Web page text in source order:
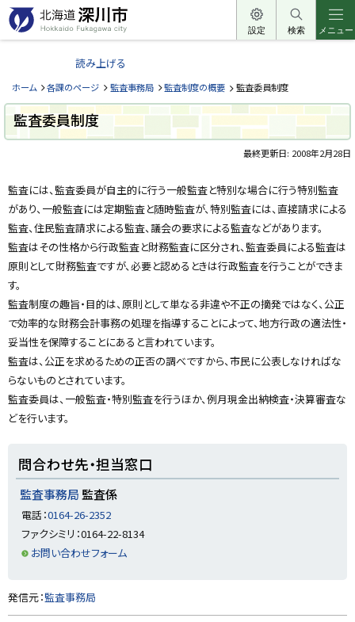
本
文
へ
ュ
へ
北
道
深
川
市
k
a
i
o
F
u
k
a
g
a
w
a
i
y
設定 検索 メニュー
読み上げる
ホーム 各課のページ 監査事務局 監査制度の概要 監査委員制度
監査委員制度
最終更新日: 2008年2月28日
ー
ジ
内
目
問
合
わ
先
担
当
窓
口
監査には、監査委員が自主的に行う一般監査と特別な場合に行う特別監査
があり、一般監査には定期監査と随時監査が、特別監査には、直接請求による
監査、住民監査請求による監査、議会の要求による監査などがあります。
監査はその性格から行政監査と財務監査に区分され、監査委員による監査は
原則として財務監査ですが、必要と認めるときは行政監査を行うことができま
す。
監査制度の趣旨・目的は、原則として単なる非違や不正の摘発ではなく、公正
で効率的な財務会計事務の処理を指導することによって、地方行政の適法性・
妥当性を保障することにあると言われています。
監査は、公正を求めるための正否の調べですから、市民に公表しなければな
らないものとされています。
監査委員は、一般監査・特別監査を行うほか、例月現金出納検査・決算審査な
どを行います。
問合わせ先・担当窓口
監査事務局 監査係
電話：0164-26-2352
ファクシミリ：0164-22-8134
お問い合わせフォーム
ト
ッ
発信元：監査事務局